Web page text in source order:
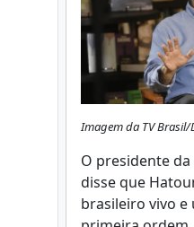
Imagem da TV
O presidente da
disse que
brasileiro vivo